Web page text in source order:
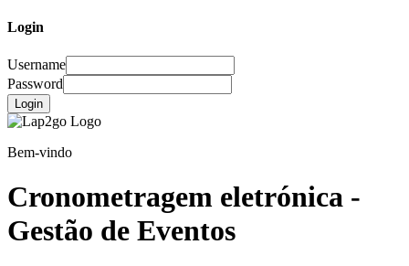
Login
Username
Password
Login
Bem-vindo
Cronometragem eletrónica -
Gestão de Eventos